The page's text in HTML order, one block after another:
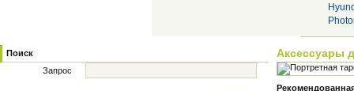
Поиск
Запрос
Аксессуары